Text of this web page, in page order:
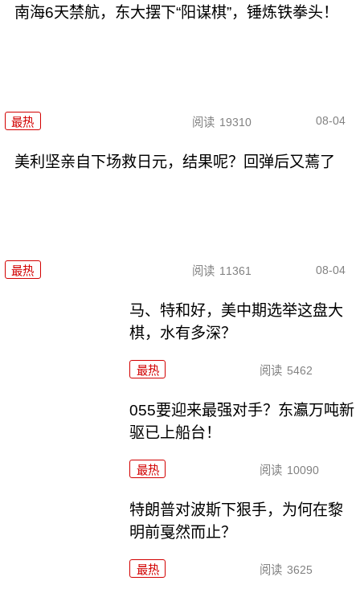
南海6天禁航，东大摆下“阳谋棋”，锤炼铁拳头！
最热 阅读 19310 08-04
美利坚亲自下场救日元，结果呢？回弹后又蔫了
最热 阅读 11361 08-04
马、特和好，美中期选举这盘大
棋，水有多深？
最热 阅读 5462
055要迎来最强对手？东瀛万吨新
驱已上船台！
最热 阅读 10090
特朗普对波斯下狠手，为何在黎
明前戛然而止？
最热 阅读 3625